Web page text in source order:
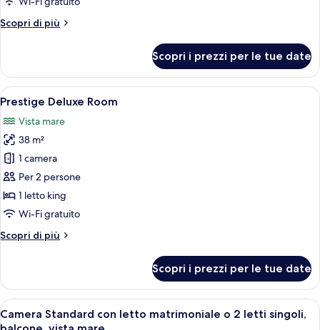
Scopri di più
Altri
Deluxe
Room
Scopri i prezzi per le tue date
Apri
tutte
le
foto
per
Prestige
Deluxe
Room
Un balcone con un tavolo bianco e
4
Prestige Deluxe Room
Vista mare
38 m²
1 camera
Per 2 persone
1 letto king
Wi-Fi gratuito
Scopri di più
Altri
Deluxe
Room
Scopri i prezzi per le tue date
Apri
tutte
Una terrazza con tavolo e sedie,
4
Camera Standard con letto matrimoniale o 2 letti singoli,